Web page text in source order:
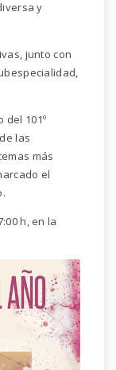
y
junto con
del 101º
las
más
el
h, en la